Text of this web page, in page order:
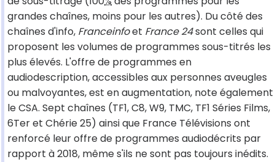
grandes chaînes, moins pour les autres). Du côté des
chaînes d'info, Franceinfoet France 24sont celles qui
proposent les volumes de programmes sous-titrés les
plus élevés. L'offre de programmes en
audiodescription, accessibles aux personnes aveugles
ou malvoyantes, est en augmentation, note également
le CSA. Sept chaînes (TF1, C8, W9, TMC, TF1 Séries Films,
6Ter et Chérie 25) ainsi que France Télévisions ont
renforcé leur offre de programmes audiodécrits par
rapport à 2018, même s'ils ne sont pas toujours inédits.